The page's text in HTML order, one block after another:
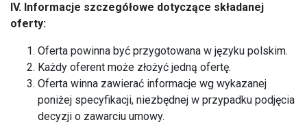
IV. Informacje szczegółowe dotyczące składanej
oferty:
Oferta powinna być przygotowana w języku polskim.
Każdy oferent może złożyć jedną ofertę.
Oferta winna zawierać informacje wg wykazanej
poniżej specyfikacji, niezbędnej w przypadku podjęcia
decyzji o zawarciu umowy.